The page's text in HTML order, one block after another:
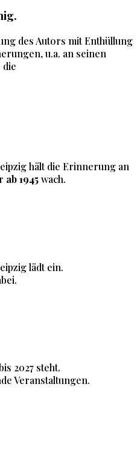
des Autors mit Enthüllung
u.a. an seinen
die
hält die Erinnerung an
ab 1945wach.
lädt ein.
2027 steht.
Veranstaltungen.